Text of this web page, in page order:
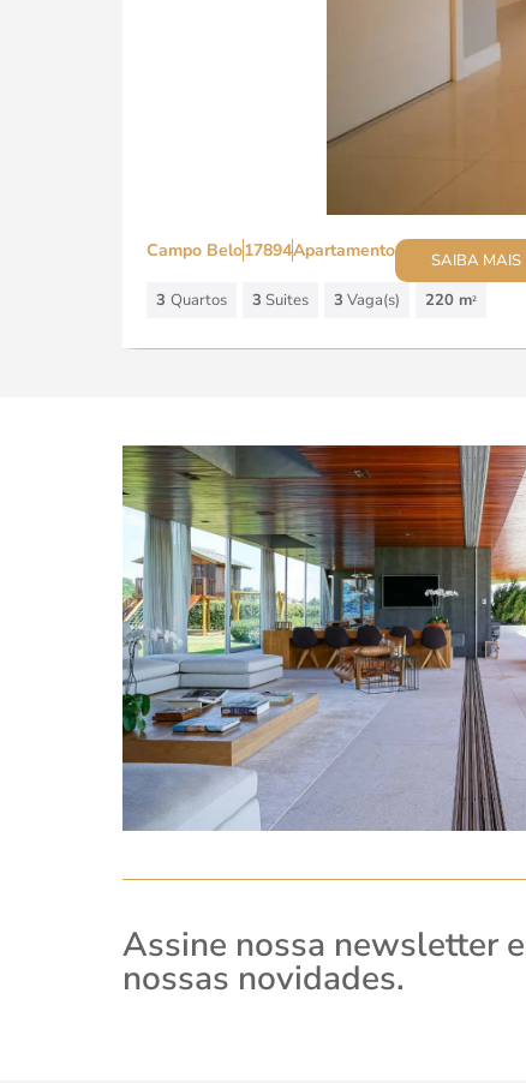
Campo Belo17894Apartamento
SAIBA MAIS
3 Quartos 3 Suites 3 Vaga(s) 220 m2
Assine nossa newsletter
nossas novidades.